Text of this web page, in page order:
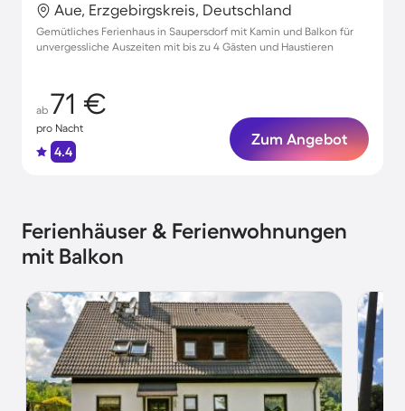
Aue, Erzgebirgskreis, Deutschland
Gemütliches Ferienhaus in Saupersdorf mit Kamin und Balkon für
unvergessliche Auszeiten mit bis zu 4 Gästen und Haustieren
ab 71 €
pro Nacht
4.4
Zum Angebot
Ferienhäuser & Ferienwohnungen
mit Balkon